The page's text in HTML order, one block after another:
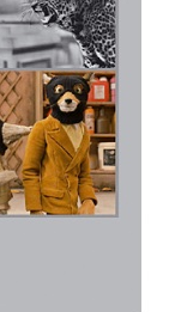
Untermenü
öffnen